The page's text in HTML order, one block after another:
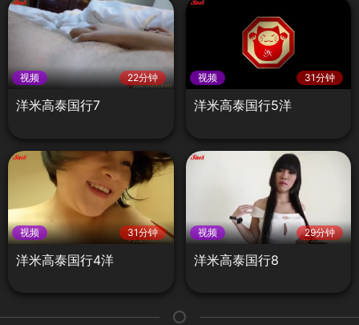
视频 22分钟
洋米高泰国行7
视频 31分钟
洋米高泰国行5洋
视频 31分钟
洋米高泰国行4洋
视频 29分钟
洋米高泰国行8